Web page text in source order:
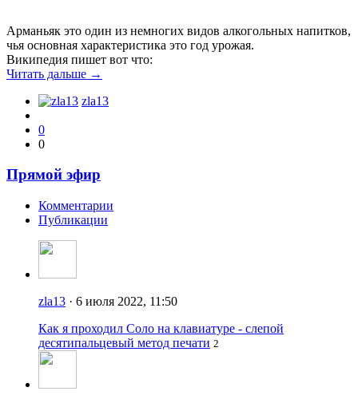
Арманьяк это один из немногих видов алкогольных напитков,
чья основная характеристика это год урожая.
Википедия пишет вот что:
Читать дальше →
zla13
0
0
Прямой эфир
Комментарии
Публикации
zla13 · 6 июля 2022, 11:50
Как я проходил Соло на клавиатуре - слепой
десятипальцевый метод печати 2